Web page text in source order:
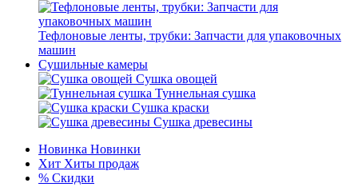
Тефлоновые ленты, трубки: Запчасти для упаковочных
машин
Сушильные камеры
Сушка овощей
Туннельная сушка
Сушка краски
Сушка древесины
Новинка Новинки
Хит Хиты продаж
% Скидки